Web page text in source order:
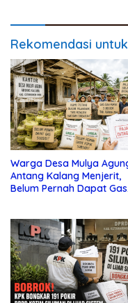
Rekomendasi
Warga Desa Mulya
Antang Kalang Menjerit,
Belum Pernah Dapat Gas